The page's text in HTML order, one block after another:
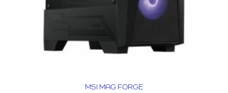
MSI MAG FORGE